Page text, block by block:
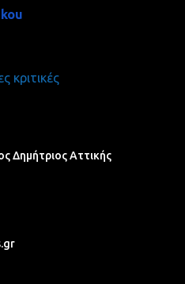
κριτικές
Δημήτριος Aττικής